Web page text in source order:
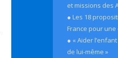
et missions des
● Les 18
France pour
● « Aider
de lui-même »